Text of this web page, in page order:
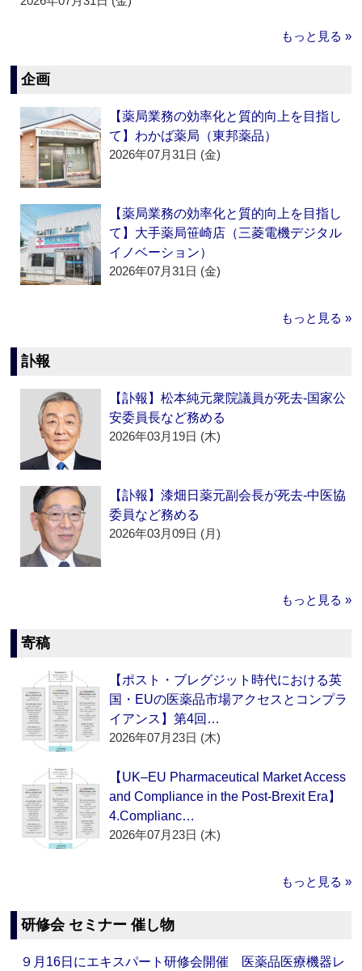
もっと見る »
企画
【薬局業務の効率化と質的向上を目指し
て】わかば薬局（東邦薬品）
2026年07月31日 (金)
【薬局業務の効率化と質的向上を目指し
て】大手薬局笹崎店（三菱電機デジタル
イノベーション）
2026年07月31日 (金)
もっと見る »
訃報
【訃報】松本純元衆院議員が死去‐国家公
安委員長など務める
2026年03月19日 (木)
【訃報】漆畑日薬元副会長が死去‐中医協
委員など務める
2026年03月09日 (月)
もっと見る »
寄稿
【ポスト・ブレグジット時代における英
国・EUの医薬品市場アクセスとコンプラ
イアンス】第4回…
2026年07月23日 (木)
【UK–EU Pharmaceutical Market Access
and Compliance in the Post-Brexit Era】
4.Complianc…
2026年07月23日 (木)
もっと見る »
研修会 セミナー 催し物
９月16日にエキスパート研修会開催 医薬品医療機器レ